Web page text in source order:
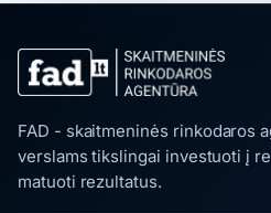
FAD - skaitmeninės rinkodaros
verslams tikslingai investuoti į
matuoti rezultatus.